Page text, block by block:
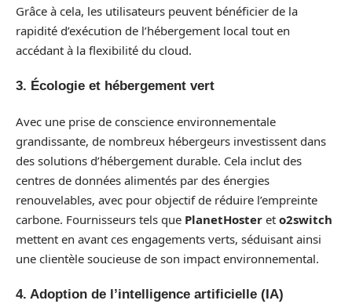
Grâce à cela, les utilisateurs peuvent bénéficier de la
rapidité d’exécution de l’hébergement local tout en
accédant à la flexibilité du cloud.
3. Écologie et hébergement vert
Avec une prise de conscience environnementale
grandissante, de nombreux hébergeurs investissent dans
des solutions d’hébergement durable. Cela inclut des
centres de données alimentés par des énergies
renouvelables, avec pour objectif de réduire l’empreinte
carbone. Fournisseurs tels que PlanetHoster et o2switch
mettent en avant ces engagements verts, séduisant ainsi
une clientèle soucieuse de son impact environnemental.
4. Adoption de l’intelligence artificielle (IA)